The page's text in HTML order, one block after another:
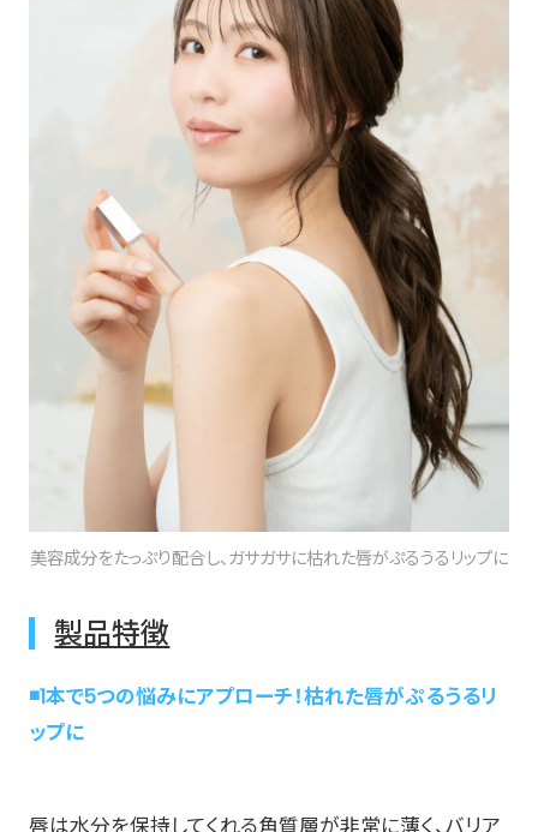
美容成分をたっぷり配合し、ガサガサに枯れた唇がぷるうるリップに
製品特徴
◾️1本で5つの悩みにアプローチ！枯れた唇がぷるうるリ
ップに
唇は水分を保持してくれる角質層が非常に薄く、バリア